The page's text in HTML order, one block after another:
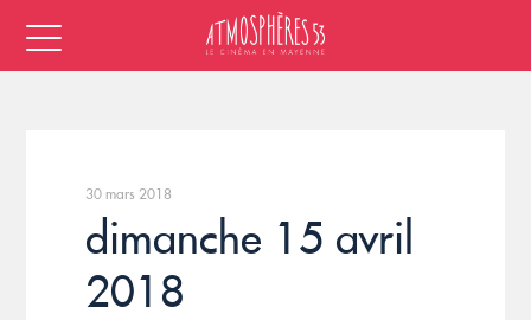
30 mars 2018
dimanche 15 avril
2018